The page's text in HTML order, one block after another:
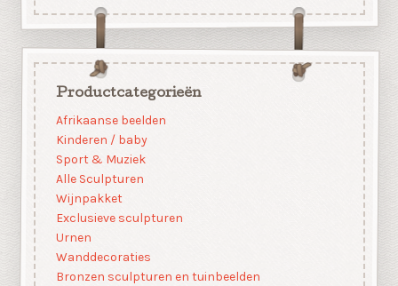
Productcategorieën
Afrikaanse beelden
Kinderen / baby
Sport & Muziek
Alle Sculpturen
Wijnpakket
Exclusieve sculpturen
Urnen
Wanddecoraties
Bronzen sculpturen en tuinbeelden